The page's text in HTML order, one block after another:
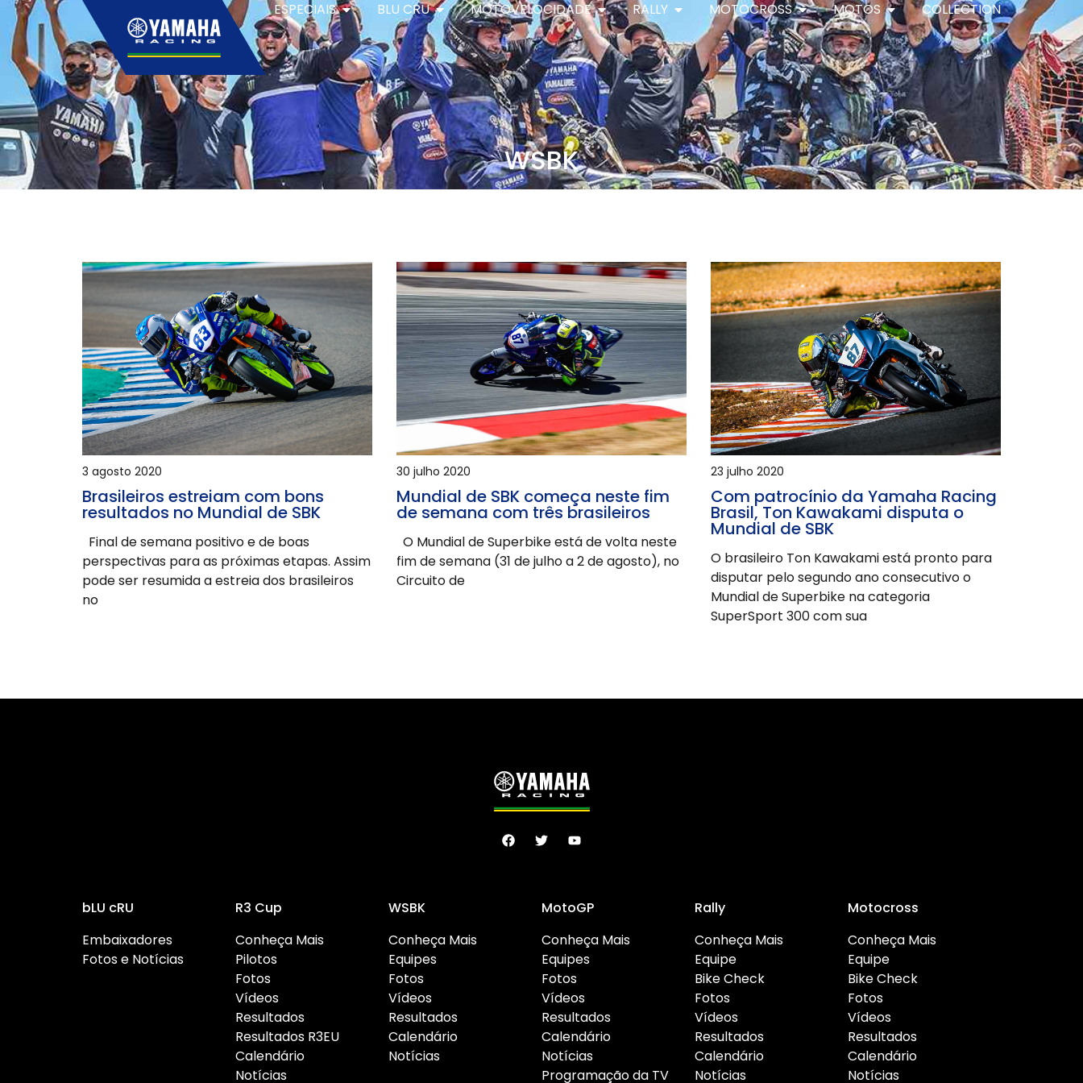
ESPECIAIS BLU CRU MOTOVELOCIDADE RALLY MOTOCROSS MOTOS COLLECTION
WSBK
3 agosto 2020
Brasileiros estreiam com bons
resultados no Mundial de SBK
Final de semana positivo e de boas
perspectivas para as próximas etapas. Assim
pode ser resumida a estreia dos brasileiros
no
30 julho 2020
Mundial de SBK começa neste fim
de semana com três brasileiros
O Mundial de Superbike está de volta neste
fim de semana (31 de julho a 2 de agosto), no
Circuito de
23 julho 2020
Com patrocínio da Yamaha Racing
Brasil, Ton Kawakami disputa o
Mundial de SBK
O brasileiro Ton Kawakami está pronto para
disputar pelo segundo ano consecutivo o
Mundial de Superbike na categoria
SuperSport 300 com sua
bLU cRU
Embaixadores
Fotos e Notícias
R3 Cup
Conheça Mais
Pilotos
Fotos
Vídeos
Resultados
Resultados R3EU
Calendário
Notícias
WSBK
Conheça Mais
Equipes
Fotos
Vídeos
Resultados
Calendário
Notícias
MotoGP
Conheça Mais
Equipes
Fotos
Vídeos
Resultados
Calendário
Notícias
Programação da TV
Rally
Conheça Mais
Equipe
Bike Check
Fotos
Vídeos
Resultados
Calendário
Notícias
Motocross
Conheça Mais
Equipe
Bike Check
Fotos
Vídeos
Resultados
Calendário
Notícias